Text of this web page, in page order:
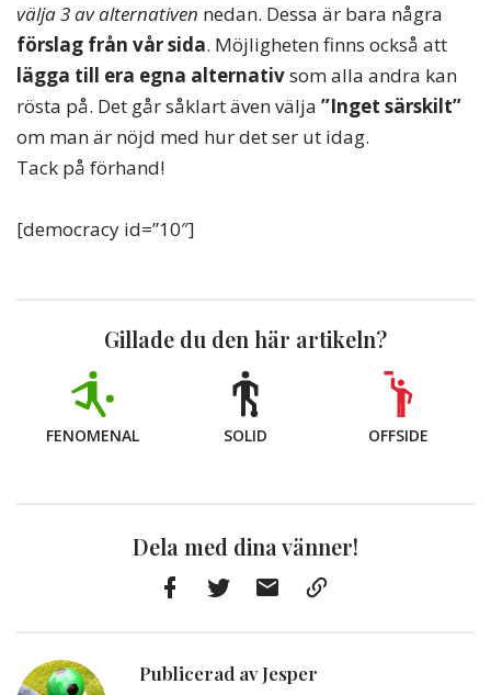
välja 3 av alternativen nedan. Dessa är bara några
förslag från vår sida. Möjligheten finns också att
lägga till era egna alternativsom alla andra kan
rösta på. Det går såklart även välja ”Inget särskilt”
om man är nöjd med hur det ser ut idag.
Tack på förhand!
[democracy id=”10″]
Gillade du den här artikeln?
FENOMENAL SOLID OFFSIDE
Dela med dina vänner!
Publicerad av Jesper